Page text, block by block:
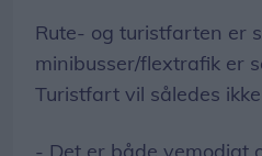
Rute- og turistfarten er
minibusser/flextrafik er
Turistfart vil således
- Det er både vemodigt